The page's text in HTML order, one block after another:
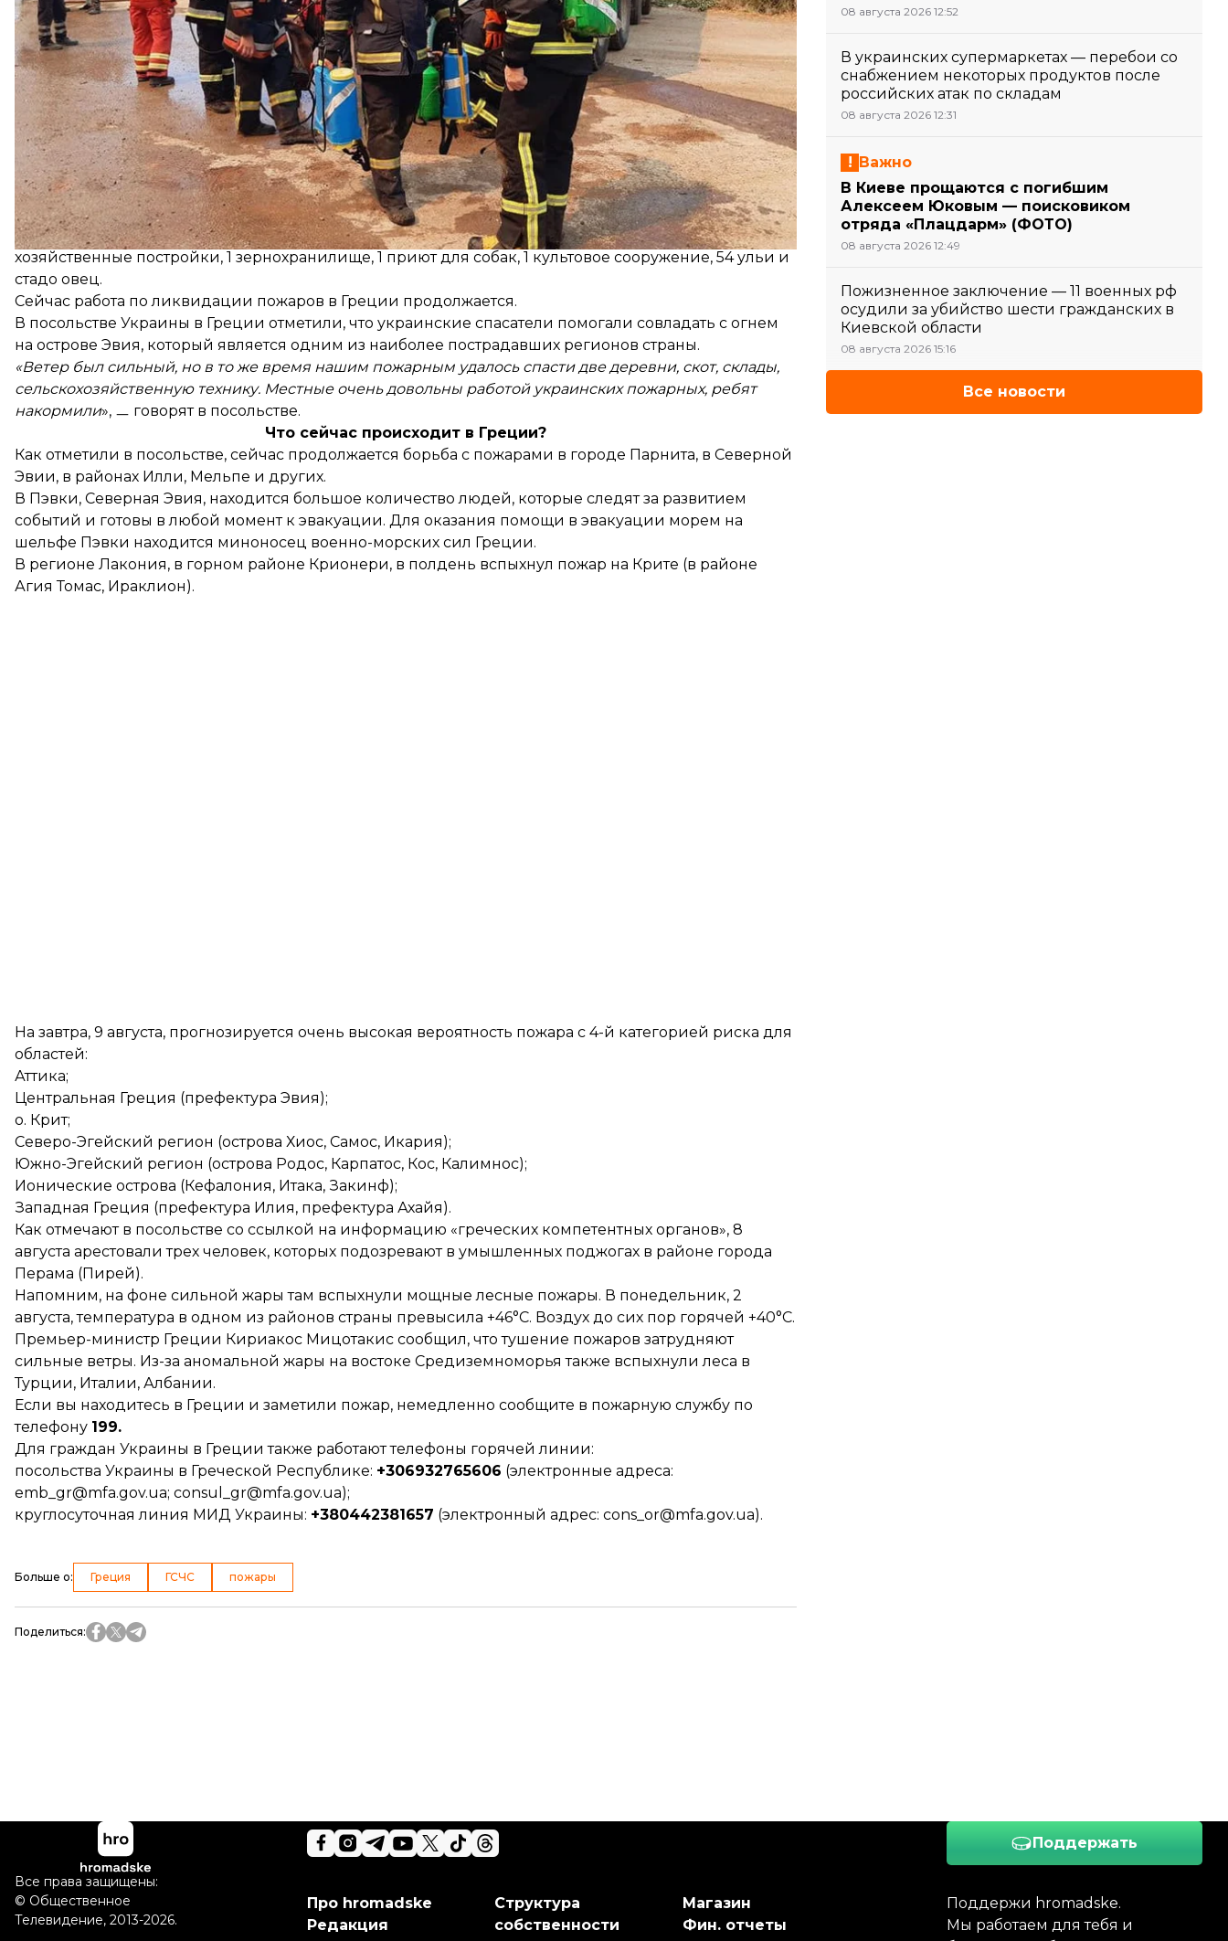
В частности, пожарные спасли села Спатари и Метохи: от огня защитили 27 жилых домов, 33
хозяйственные постройки, 1 зернохранилище, 1 приют для собак, 1 культовое сооружение, 54 ульи и
стадо овец.
Сейчас работа по ликвидации пожаров в Греции продолжается.
В посольстве Украины в Греции отметили, что украинские спасатели помогали совладать с огнем
на острове Эвия, который является одним из наиболее пострадавших регионов страны.
«Ветер был сильный, но в то же время нашим пожарным удалось спасти две деревни, скот, склады,
сельскохозяйственную технику. Местные очень довольны работой украинских пожарных, ребят
накормили», ㅡ говорятв посольстве.
Что сейчас происходит в Греции?
Как отметили в посольстве, сейчас продолжается борьба с пожарами в городе Парнита, в Северной
Эвии, в районах Илли, Мельпе и других.
В Пэвки, Северная Эвия, находится большое количество людей, которые следят за развитием
событий и готовы в любой момент к эвакуации. Для оказания помощи в эвакуации морем на
шельфе Пэвки находится миноносец военно-морских сил Греции.
В регионе Лакония, в горном районе Крионери, в полдень вспыхнул пожар на Крите (в районе
Агия Томас, Ираклион).
На завтра, 9 августа, прогнозируется очень высокая вероятность пожара с 4-й категорией риска для
областей:
Аттика;
Центральная Греция (префектура Эвия);
о. Крит;
Северо-Эгейский регион (острова Хиос, Самос, Икария);
Южно-Эгейский регион (острова Родос, Карпатос, Кос, Калимнос);
Ионические острова (Кефалония, Итака, Закинф);
Западная Греция (префектура Илия, префектура Ахайя).
Как отмечают в посольстве со ссылкой на информацию «греческих компетентных органов», 8
августа арестовали трех человек, которых подозревают в умышленных поджогах в районе города
Перама (Пирей).
Напомним, на фоне сильной жары там вспыхнули мощные лесные пожары. В понедельник, 2
августа, температура в одном из районов страны превысила +46°C. Воздух до сих пор горячей +40°C.
Премьер-министр Греции Кириакос Мицотакис сообщил, что тушение пожаров затрудняют
сильные ветры. Из-за аномальной жары на востоке Средиземноморья также вспыхнули леса в
Турции, Италии, Албании.
Если вы находитесь в Греции и заметили пожар, немедленно сообщите в пожарную службу по
телефону 199.
Для граждан Украины в Греции также работают телефоны горячей линии:
посольства Украины в Греческой Республике: +306932765606 (электронные адреса:
emb_gr@mfa.gov.ua; consul_gr@mfa.gov.ua);
круглосуточная линия МИД Украины: +380442381657 (электронный адрес: cons_or@mfa.gov.ua).
Больше о: Греция ГСЧС пожары
Поделиться:
08 августа 2026 12:52
В украинских супермаркетах — перебои со
снабжением некоторых продуктов после
российских атак по складам
08 августа 2026 12:31
Важно
В Киеве прощаются с погибшим
Алексеем Юковым — поисковиком
отряда «Плацдарм» (ФОТО)
08 августа 2026 12:49
Пожизненное заключение — 11 военных рф
осудили за убийство шести гражданских в
Киевской области
08 августа 2026 15:16
Все новости
Поддержать
Поддержи hromadske.
Мы работаем для тебя и
Про hromadske
Редакция
Структура
собственности
Магазин
Фин. отчеты
Все права защищены:
© Общественное
Телевидение, 2013-2026.